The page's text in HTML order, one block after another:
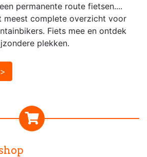
permanente route fietsen....
meest complete overzicht voor
Fiets mee en ontdek
plekken.